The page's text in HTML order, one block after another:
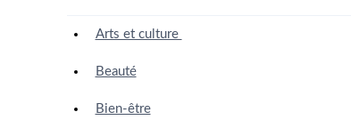
Arts et culture
Beauté
Bien-être